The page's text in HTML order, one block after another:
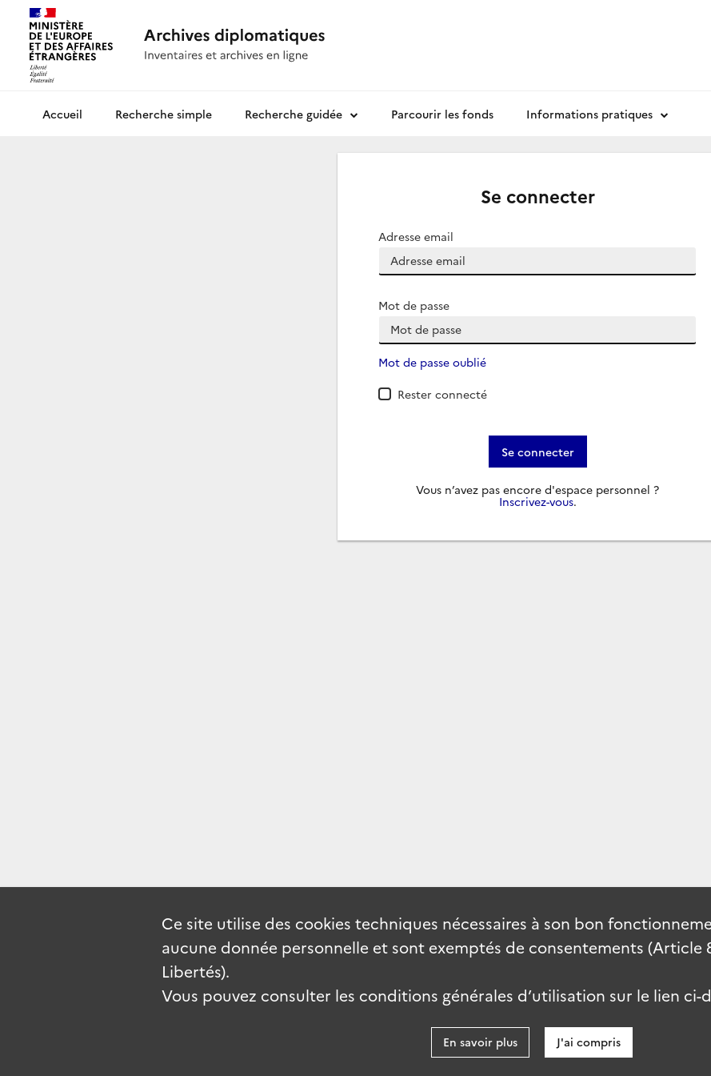
Archives diplomatiquesRecherche simple Recherche guidée Parcourir les fonds Informations pratiques
Se connecter
Adresse email
Mot de passe
Mot de passe oublié
Rester connecté
Se connecter
Vous n’avez pas encore d'espace personnel ?
Inscrivez-vous.
Ce site utilise des cookies techniques nécessaires à son bon
aucune donnée personnelle et sont exemptés de consentements
Libertés).
Vous pouvez consulter les conditions générales d’utilisation sur le lien ci-
En savoir plus J'ai compris